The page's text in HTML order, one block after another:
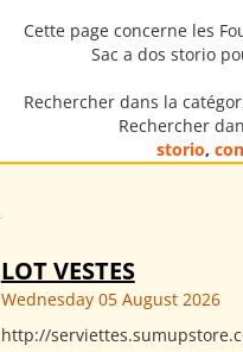
Cette page concerne les
Sac a dos storio
Rechercher dans la
Rechercher
storio,
LOT VESTES
Wednesday 05 August 2026
http://